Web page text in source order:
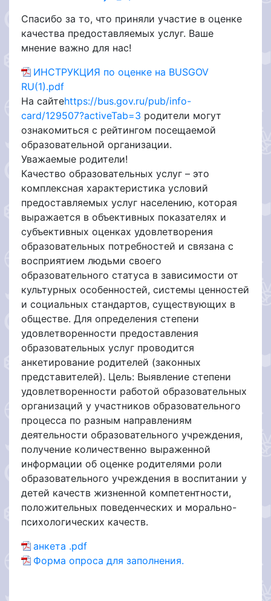
Спасибо за то, что приняли участие в оценке
качества предоставляемых услуг. Ваше
мнение важно для нас!
ИНСТРУКЦИЯ по оценке на BUSGOV
RU(1).pdf
На сайтеhttps://bus.gov.ru/pub/info-
card/129507?activeTab=3 родители могут
ознакомиться с рейтингом посещаемой
образовательной организации.
Уважаемые родители!
Качество образовательных услуг – это
комплексная характеристика условий
предоставляемых услуг населению, которая
выражается в объективных показателях и
субъективных оценках удовлетворения
образовательных потребностей и связана с
восприятием людьми своего
образовательного статуса в зависимости от
культурных особенностей, системы ценностей
и социальных стандартов, существующих в
обществе. Для определения степени
удовлетворенности предоставления
образовательных услуг проводится
анкетирование родителей (законных
представителей). Цель: Выявление степени
удовлетворенности работой образовательных
организаций у участников образовательного
процесса по разным направлениям
деятельности образовательного учреждения,
получение количественно выраженной
информации об оценке родителями роли
образовательного учреждения в воспитании у
детей качеств жизненной компетентности,
положительных поведенческих и морально-
психологических качеств.
анкета .pdf
Форма опроса для заполнения.